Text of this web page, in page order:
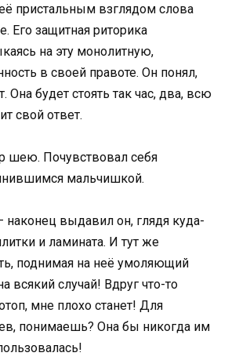
пристальным взглядом слова
Его защитная риторика
на эту монолитную,
в своей правоте. Он понял,
Она будет стоять так час, два, всю
свой ответ.
шею. Почувствовал себя
мальчишкой.
выдавил он, глядя куда-
и ламината. И тут же
поднимая на неё умоляющий
всякий случай! Вдруг что-то
мне плохо станет! Для
понимаешь? Она бы никогда им